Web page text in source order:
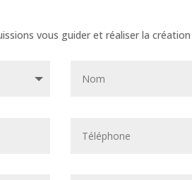
vous guider et réaliser la